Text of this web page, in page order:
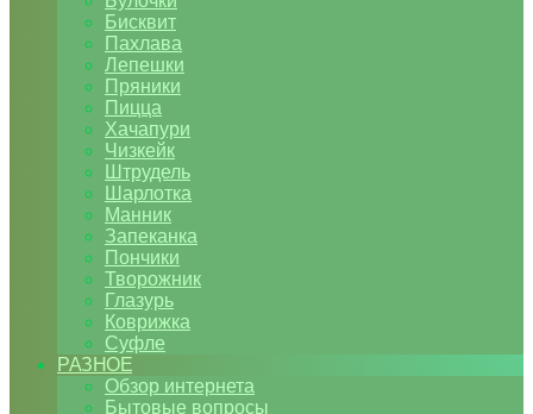
Бисквит
Пахлава
Лепешки
Пряники
Пицца
Хачапури
Чизкейк
Штрудель
Шарлотка
Манник
Запеканка
Пончики
Творожник
Глазурь
Коврижка
Суфле
РАЗНОЕ
Обзор интернета
Бытовые вопросы